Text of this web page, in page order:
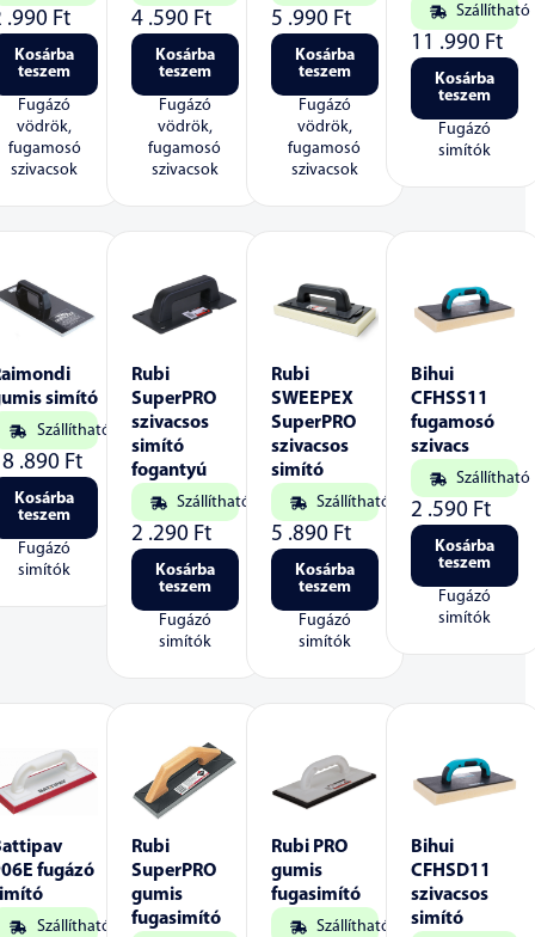
.990 Ft
Kosárba
teszem
Fugázó
vödrök,
fugamosó
szivacsok
4 .590 Ft
Kosárba
teszem
Fugázó
vödrök,
fugamosó
szivacsok
5 .990 Ft
Kosárba
teszem
Fugázó
vödrök,
fugamosó
szivacsok
Szállítható
11 .990 Ft
Kosárba
teszem
Fugázó
simítók
simító
Szállítható
.890 Ft
Kosárba
teszem
Fugázó
simítók
Rubi
SuperPRO
szivacsos
simító
fogantyú
Szállítható
2 .290 Ft
Kosárba
teszem
Fugázó
simítók
Rubi
SWEEPEX
SuperPRO
szivacsos
simító
Szállítható
5 .890 Ft
Kosárba
teszem
Fugázó
simítók
Bihui
CFHSS11
fugamosó
szivacs
Szállítható
2 .590 Ft
Kosárba
teszem
Fugázó
simítók
fugázó
Szállítható
Rubi
SuperPRO
gumis
fugasimító
Rubi PRO
gumis
fugasimító
Szállítható
Bihui
CFHSD11
szivacsos
simító